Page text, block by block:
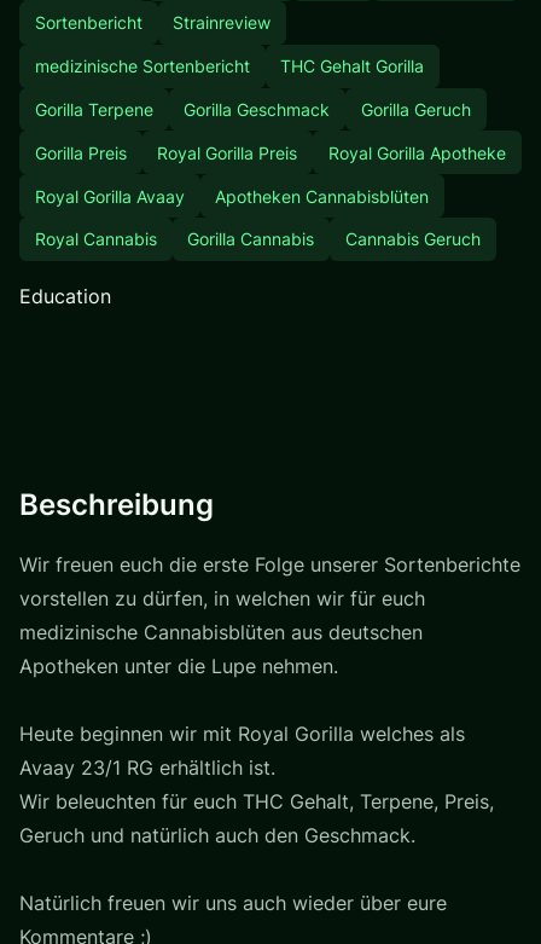
Sortenbericht Strainreview
medizinische Sortenbericht THC Gehalt Gorilla
Gorilla Terpene Gorilla Geschmack Gorilla Geruch
Gorilla Preis Royal Gorilla Preis Royal Gorilla Apotheke
Royal Gorilla Avaay Apotheken Cannabisblüten
Royal Cannabis Gorilla Cannabis Cannabis Geruch
Education
Beschreibung
Wir freuen euch die erste Folge unserer Sortenberichte
vorstellen zu dürfen, in welchen wir für euch
medizinische Cannabisblüten aus deutschen
Apotheken unter die Lupe nehmen.
Heute beginnen wir mit Royal Gorilla welches als
Avaay 23/1 RG erhältlich ist.
Wir beleuchten für euch THC Gehalt, Terpene, Preis,
Geruch und natürlich auch den Geschmack.
Natürlich freuen wir uns auch wieder über eure
Kommentare ;)